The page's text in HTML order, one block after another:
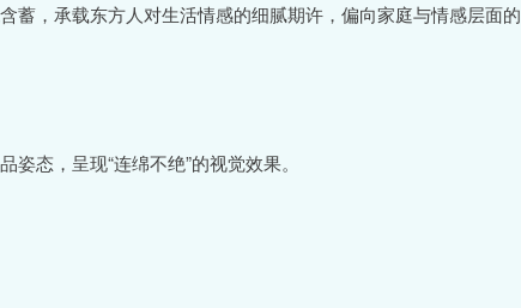
蓄，承载东方人对生活情感的细腻期许，偏向家庭与情感层面的
态，呈现“连绵不绝”的视觉效果。